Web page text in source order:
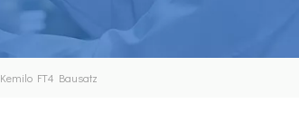
Kemilo FT4 Bausatz